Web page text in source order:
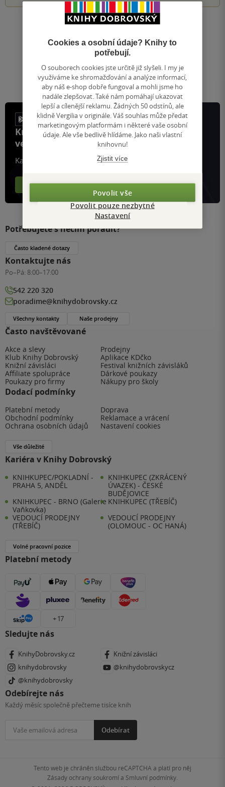
Zobrazeno 20 z 20
1
Přejít
na
stránku
/ 1
Knihy, recenze a klubové výhody
ve vaší kapse a naší appce KDčko
Každý měsíc společně přečteme tisíce knih
Více o aplikaci Více o klubu
Často navštěvované
Akce a slevy
Prodejny
Klub Knihy Dobrovský
Aplikace KDčko
Knižní závisláci
Festival knižních závisláků
Affiliate spolupráce
Dárkové poukazy
Poukazy pro firmy
Nákupy pro školy
Dodací podmínky
Platební metody
Doprava
Obchodní podmínky
Reklamace a vrácení
Ochrana osobních údajů
Nastavení cookies
Vše důležité
Kariéra v Knihy Dobrovský
KNIHKUPEC/POKLADNÍ -
PRAHA 5, ANDĚL
KNIHKUPEC (ZKRÁCENÝ
ÚVAZEK) - ČESKÉ
BUDĚJOVICE
KNIHKUPEC - BRNO (Galerie
Vaňkovka)
KNIHKUPEC (TŘEBÍČ)
VEDOUCÍ PRODEJNY
(TŘEBÍČ)
VEDOUCÍ PRODEJNY
(OLOMOUC - OC HANÁ)
Volné pracovní pozice
Platební metody
+ 17
Sledujte nás
KnihyDobrovsky.cz
Knižní závisláci
knihydobrovsky
@knihydobrovskycz
@knihydobrovsky
Odebírejte nás
Každý měsíc společně přečteme tisíce knih
Odebírat
Potřebujete s něčím poradit?
Často kladené dotazy
Kontaktujte nás
Po–Pá: 8:00–17:00
542 220 320
poradime@knihydobrovsky.cz
Všechny kontakty Naše prodejny
Tento web je chráněn službou reCAPTCHA a platí pro něj
Zásady ochrany soukromía Smluvní podmínky
Cookies a osobní údaje? Knihy to
potřebují.
O souborech cookies jste určitě již slyšeli. I my je
využíváme ke shromažďování a analýze informací,
aby náš e-shop dobře fungoval a mohli jsme ho
nadále zlepšovat. Také nám pomáhají ukazovat
lepší a cílenější reklamu. Žádných 50 odstínů, ale
klidně Vergilia v originále. Váš souhlas může předat
marketingovým platformám i některé vaše osobní
údaje. Ale vše bedlivě hlídáme. Jako naši vlastní
knihovnu!
Zjistit více
Povolit vše
Povolit pouze nezbytné
Nastavení